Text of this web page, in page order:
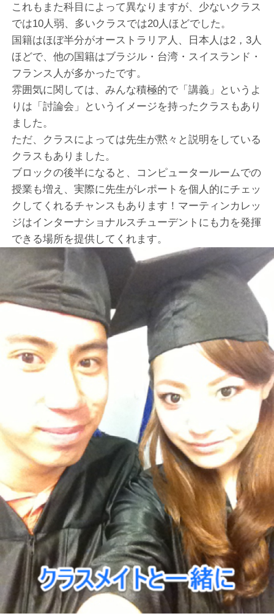
これもまた科目によって異なりますが、少ないクラス
では10人弱、多いクラスでは20人ほどでした。
国籍はほぼ半分がオーストラリア人、日本人は2，3人
ほどで、他の国籍はブラジル・台湾・スイスランド・
フランス人が多かったです。
雰囲気に関しては、みんな積極的で「講義」というよ
りは「討論会」というイメージを持ったクラスもあり
ました。
ただ、クラスによっては先生が黙々と説明をしている
クラスもありました。
ブロックの後半になると、コンピュータールームでの
授業も増え、実際に先生がレポートを個人的にチェッ
クしてくれるチャンスもあります！マーティンカレッ
ジはインターナショナルスチューデントにも力を発揮
できる場所を提供してくれます。